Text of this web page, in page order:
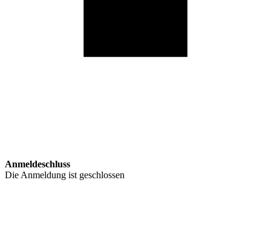
Anmeldeschluss
Die Anmeldung ist geschlossen